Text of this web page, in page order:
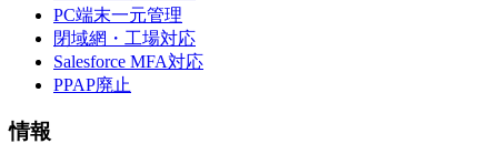
PC端末一元管理
閉域網・工場対応
Salesforce MFA対応
PPAP廃止
情報